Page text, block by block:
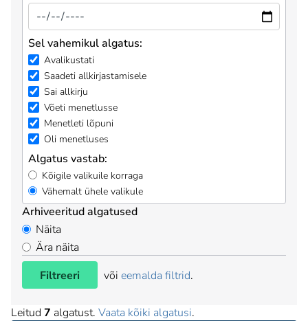
Sel vahemikul algatus:
Avalikustati
Saadeti allkirjastamisele
Sai allkirju
Võeti menetlusse
Menetleti lõpuni
Oli menetluses
Algatus vastab:
Kõigile valikuile korraga
Vähemalt ühele valikule
Arhiveeritud algatused
Näita
Ära näita
Filtreeri
või eemalda filtrid.
Leitud 7 algatust. Vaata kõiki algatusi.